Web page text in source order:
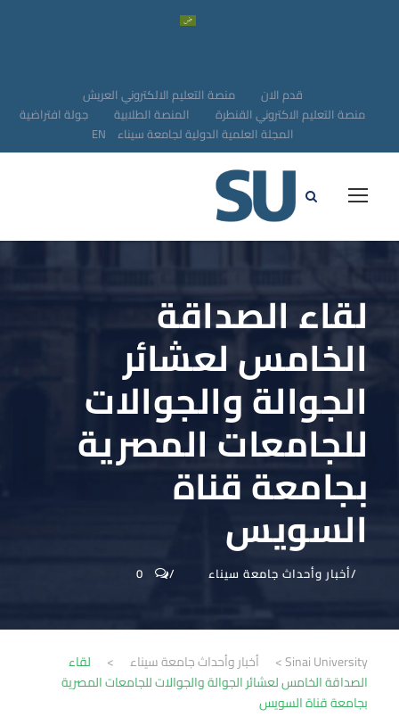
قدم الان
منصة التعليم الالكتروني العريش
منصة التعليم الاكتروني القنطرة
المنصة الطلابية
جولة افتراضية
المجلة العلمية الدولية لجامعة سيناء EN
لقاء الصداقة
الخامس لعشائر
الجوالة والجوالات
للجامعات المصرية
بجامعة قناة
السويس
أخبار وأحداث جامعة سيناء 0
Sinai University
> أخبار وأحداث جامعة سيناء >
لقاء
الصداقة الخامس لعشائر الجوالة والجوالات للجامعات المصرية
بجامعة قناة السويس